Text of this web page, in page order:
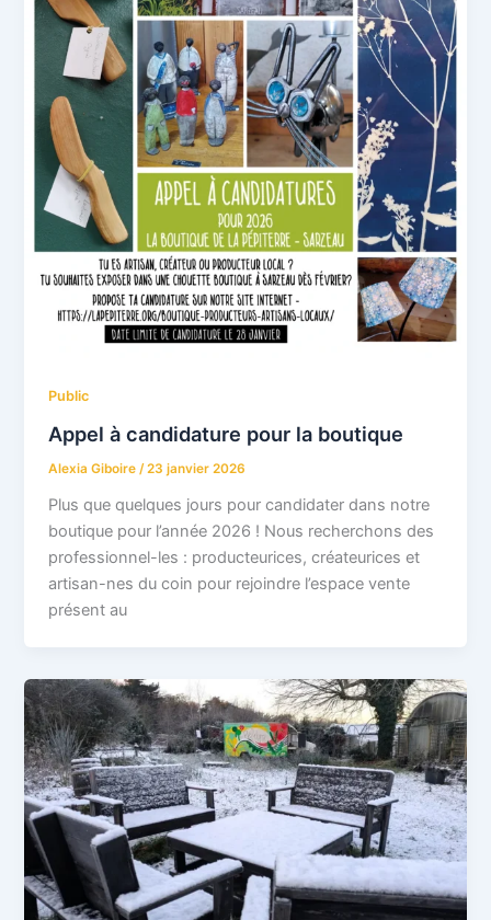
Public
Appel à candidature pour la boutique
Alexia Giboire/23 janvier 2026
Plus que quelques jours pour candidater dans notre
boutique pour l’année 2026 ! Nous recherchons des
professionnel-les : producteurices, créateurices et
artisan-nes du coin pour rejoindre l’espace vente
présent au